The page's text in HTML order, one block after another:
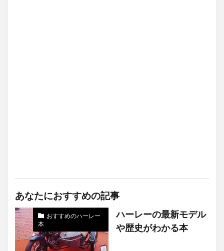
あなたにおすすめの記事
おすすめのハーレー
本
ハーレーの最新モデル
や歴史がわかる本